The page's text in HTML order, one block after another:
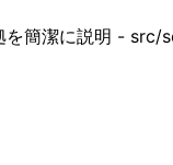
簡潔に説明 -